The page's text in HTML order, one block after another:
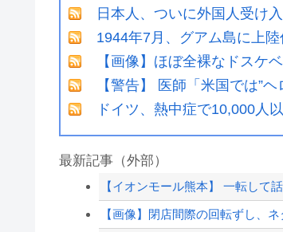
日本人、ついに外国人受け
1944年7月、グアム島に上
【画像】ほぼ全裸なドスケ
【警告】 医師「米国では”
ドイツ、熱中症で10,000人
最新記事（外部）
【イオンモール熊本】 一転して
【画像】閉店間際の回転ずし、